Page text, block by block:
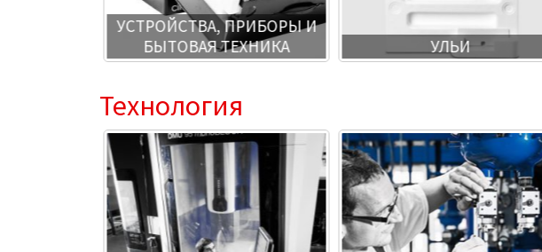
УСТРОЙСТВА, ПРИБОРЫ И
БЫТОВАЯ ТЕХНИКА
УЛЬИ
Технология